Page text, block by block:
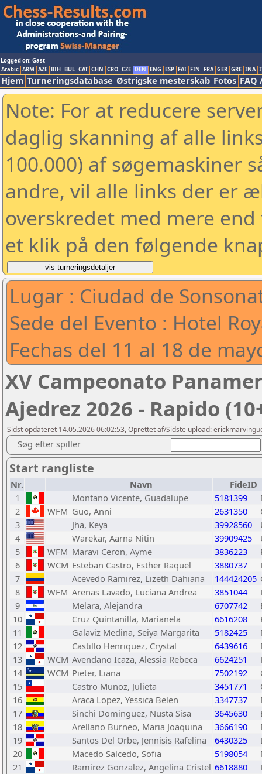
Logged on: Gast
Arabic ARM AZE BIH BUL CAT CHN CRO CZE DEN ENG ESP FAI FIN FRA GER GRE INA
Hjem Turneringsdatabase Østrigske mesterskab Fotos FAQ
Note: For at reducere
daglig skanning af alle
100.000) af søgemaskiner
andre, vil alle links der er
overskredet med mere
et klik på den følgende
Lugar : Ciudad de
Sede del Evento : Hotel
Fechas del 11 al 18 de
XV Campeonato
Ajedrez 2026 - Rapido
Sidst opdateret 14.05.2026 06:02:53, Oprettet af/Sidste upload:
Søg efter spiller
Start rangliste
Nr. Navn
FideID
1
Montano Vicente, Guadalupe 5181399
2
WFM Guo, Anni 2631350
3
Jha, Keya 39928560
4
Warekar, Aarna Nitin 39909425
5
WFM Maravi Ceron, Ayme 3836223
6
WCM Esteban Castro, Esther Raquel 3880737
7
Acevedo Ramirez, Lizeth Dahiana 144424205
8
WFM Arenas Lavado, Luciana Andrea 3851044
9
Melara, Alejandra 6707742
10
Cruz Quintanilla, Marianela 6616208
11
Galaviz Medina, Seiya Margarita 5182425
12
Castillo Henriquez, Crystal 6439616
13
WCM Avendano Icaza, Alessia Rebeca 6624251
14
WCM Pieter, Liana 7502192
15
Castro Munoz, Julieta 3451771
16
Araca Lopez, Yessica Belen 3347737
17
Sinchi Dominguez, Nusta Sisa 3645630
18
Arellano Burneo, Maria Joaquina 3666190
19
Santos Del Orbe, Jennisis Rafelina 6430325
20
Macedo Salcedo, Sofia 5198054
21
Ramirez Gonzalez, Angelina Cristel 6618880